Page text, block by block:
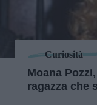
Curiosità
Moana
ragazza che